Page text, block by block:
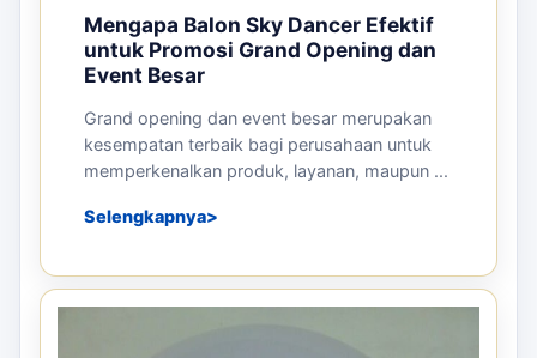
Mengapa Balon Sky Dancer Efektif
untuk Promosi Grand Opening dan
Event Besar
Grand opening dan event besar merupakan
kesempatan terbaik bagi perusahaan untuk
memperkenalkan produk, layanan, maupun ...
Selengkapnya